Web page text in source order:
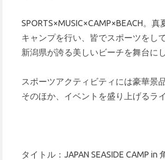
SPORTS×MUSIC×CAMP×BEACH。
キャンプを行い、皆でスポーツをし
新潟県が誇る美しいビーチを舞台に
スポーツアクティビティには豪華景
そのほか、イベントを盛り上げるラ
タイトル：JAPAN SEASIDE CAMP in